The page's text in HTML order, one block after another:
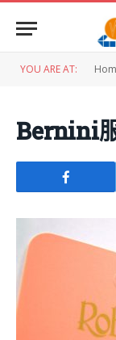
YOU ARE AT:
Bernini